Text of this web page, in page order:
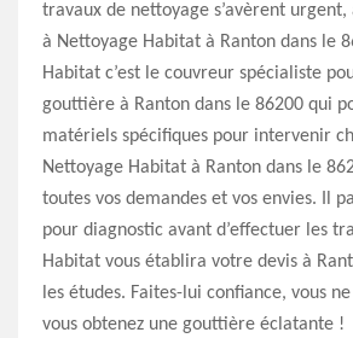
travaux de nettoyage s’avèrent urgent,
à Nettoyage Habitat à Ranton dans le
Habitat c’est le couvreur spécialiste
gouttière à Ranton dans le 86200 qui
matériels spécifiques pour intervenir
Nettoyage Habitat à Ranton dans le
toutes vos demandes et vos envies. Il
pour diagnostic avant d’effectuer les
Habitat vous établira votre devis à
les études. Faites-lui confiance, vous
vous obtenez une gouttière éclatante !